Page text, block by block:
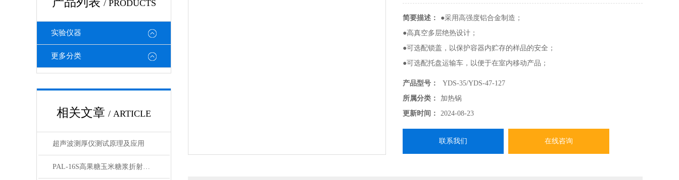
/ PRODUCTS
实验仪器
更多分类
相关文章 / ARTICLE
超声波测厚仪测试原理及应用
PAL-16S高果糖玉米糖浆折射仪应用指导
简要描述：
●采用高强度铝合金制造；
●高真空多层绝热设计；
●可选配锁盖，以保护容器内贮存的样品的安全；
●可选配托盘运输车，以便于在室内移动产品；
产品型号：
YDS-35/YDS-47-127
所属分类：
加热锅
更新时间：
2024-08-23
联系我们 在线咨询